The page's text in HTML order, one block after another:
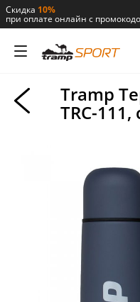
Скидка 10%
при оплате онлайн с
Tramp
TRC-